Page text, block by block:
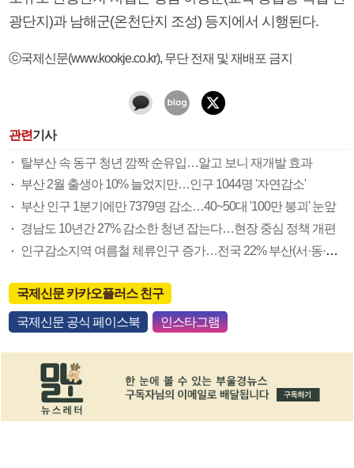
광단지)과 남해군(온천단지 조성) 등지에서 시행된다.
ⓒ국제신문(www.kookje.co.kr), 무단 전재 및 재배포 금지
관련기사
탈부산 속 동구 청년 깜짝 순유입…알고 보니 재개발 효과
부산 2월 출생아 10% 늘었지만…인구 1044명 '자연감소'
부산 인구 1분기에만 7379명 감소…40~50대 '100만 붕괴' 눈앞
경남도 10년간 27% 감소한 청년 잡는다…현장 중심 정책 개편
인구감소지역 여름철 체류인구 증가…전국 22% 부산(서·동·영도구) 3.7%
국제신문 카카오플러스 친구
국제신문 공식 페이스북 인스타그램